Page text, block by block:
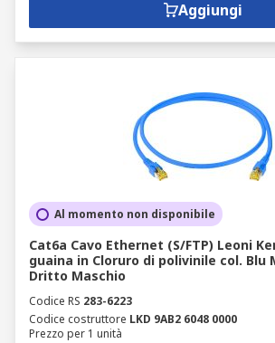
Aggiungi
Al momento non disponibile
Cat6a Cavo Ethernet (S/FTP) Leoni
guaina in Cloruro di polivinile col. Blu
Dritto Maschio
Codice RS 283-6223
Codice costruttore LKD 9AB2 6048 0000
Prezzo per 1 unità